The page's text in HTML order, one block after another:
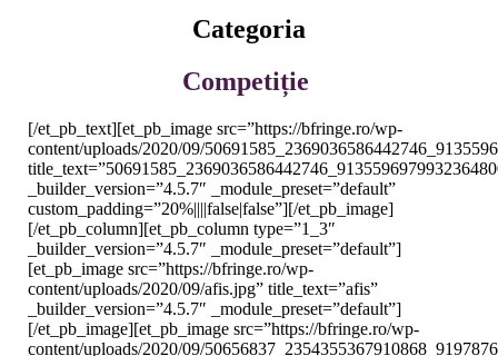
Categoria
Competiție
[/et_pb_text][et_pb_image src=”https://bfringe.ro/wp-
content/uploads/2020/09/
_builder_version=”4.5.7″ _module_preset=”default”
custom_padding=”20%||||false|false”][/et_pb_image]
[/et_pb_column][et_pb_column type=”1_3″
_builder_version=”4.5.7″ _module_preset=”default”]
[et_pb_image src=”https://bfringe.ro/wp-
content/uploads/2020/09/afis.jpg” title_text=”afis”
_builder_version=”4.5.7″ _module_preset=”default”]
[/et_pb_image][et_pb_image src=”https://bfringe.ro/wp-
content/uploads/2020/09/